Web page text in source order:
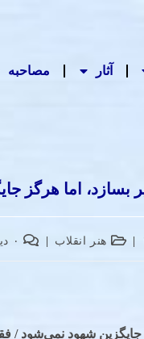
آثار مصاحبه‌
اما هرگز
هنر انقلاب ۰ دیدگاه
شهود نمی‌شود /